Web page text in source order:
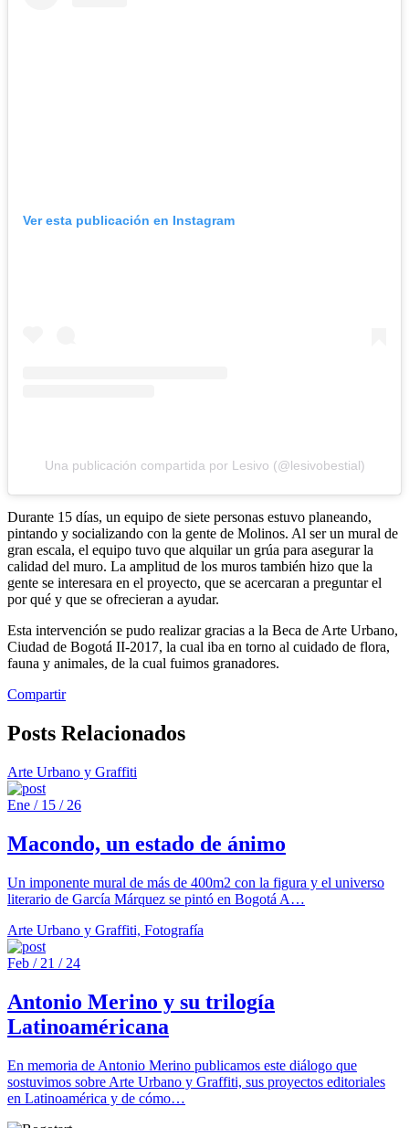
Ver esta publicación en Instagram
Una publicación compartida por Lesivo (@lesivobestial)
Durante 15 días, un equipo de siete personas estuvo planeando,
pintando y socializando con la gente de Molinos. Al ser un mural de
gran escala, el equipo tuvo que alquilar un grúa para asegurar la
calidad del muro. La amplitud de los muros también hizo que la
gente se interesara en el proyecto, que se acercaran a preguntar el
por qué y que se ofrecieran a ayudar.
Esta intervención se pudo realizar gracias a la Beca de Arte Urbano,
Ciudad de Bogotá II-2017, la cual iba en torno al cuidado de flora,
fauna y animales, de la cual fuimos granadores.
Compartir
Posts Relacionados
Arte Urbano y Graffiti
Ene / 15 / 26
Macondo, un estado de ánimo
Un imponente mural de más de 400m2 con la figura y el universo
literario de García Márquez se pintó en Bogotá A…
Arte Urbano y Graffiti, Fotografía
Feb / 21 / 24
Antonio Merino y su trilogía
Latinoaméricana
En memoria de Antonio Merino publicamos este diálogo que
sostuvimos sobre Arte Urbano y Graffiti, sus proyectos editoriales
en Latinoamérica y de cómo…